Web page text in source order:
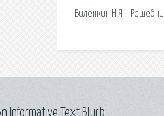
Виленкин Н.Я. -
Informative Text Blurb